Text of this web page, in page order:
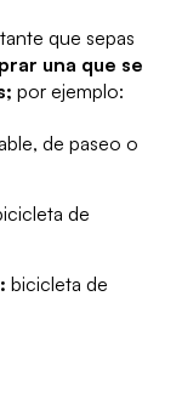
que sepas
una que se
por ejemplo:
de paseo o
de
bicicleta de